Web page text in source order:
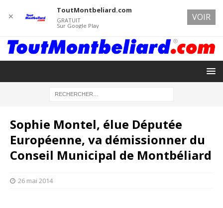
Sophie Montel, élue Députée
Européenne, va démissionner du
Conseil Municipal de Montbéliard
26 mai 2014
✕
ToutMontbeliard.com
GRATUIT
Sur Google Play
VOIR